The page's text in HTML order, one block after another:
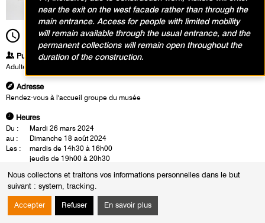
Nous collectons et traitons vos informations personnelles dans le but
suivant : system, tracking.
Accepter Refuser En savoir plus
14h30 Durée1h30
Publics
Adultes
Adresse
Rendez-vous à l'accueil groupe du musée
Heures
Du :
Mardi 26 mars 2024
au :
Dimanche 18 août 2024
Les :
mardis de 14h30 à 16h00
jeudis de 19h00 à 20h30
Sauf :
Mardi 4 juin 2024 de 14h30 à 16h00
La visite-conférence se déroule en présence d'un conférencier du musée.
Cette rencontre est également l'occasion d'un échange autour des
near the exit on the west facade rather than through the
main entrance. Access for people with limited mobility
will remain available through the usual entrance, and the
permanent collections will remain open throughout the
duration of the construction.